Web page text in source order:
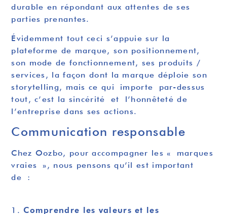
durable en répondant aux attentes de ses
parties prenantes.
Évidemment tout ceci s’appuie sur la
plateforme de marque, son positionnement,
son mode de fonctionnement, ses produits /
services, la façon dont la marque déploie son
storytelling, mais ce qui importe par-dessus
tout, c’est la sincérité et l’honnêteté de
l’entreprise dans ses actions.
Communication responsable
Chez Oozbo, pour accompagner les « marques
vraies », nous pensons qu’il est important
de :
1.Comprendre les valeurs et les